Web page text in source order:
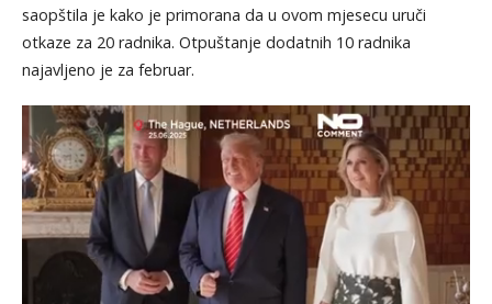
saopštila je kako je primorana da u ovom mjesecu uruči
otkaze za 20 radnika. Otpuštanje dodatnih 10 radnika
najavljeno je za februar.